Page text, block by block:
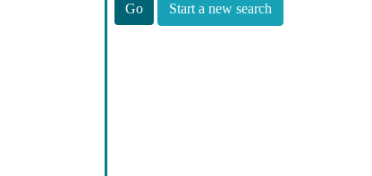
Start a new search